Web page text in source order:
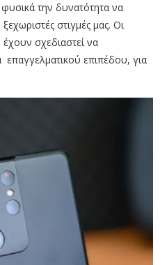
την δυνατότητα να
στιγμές μας. Οι
σχεδιαστεί να
επιπέδου, για